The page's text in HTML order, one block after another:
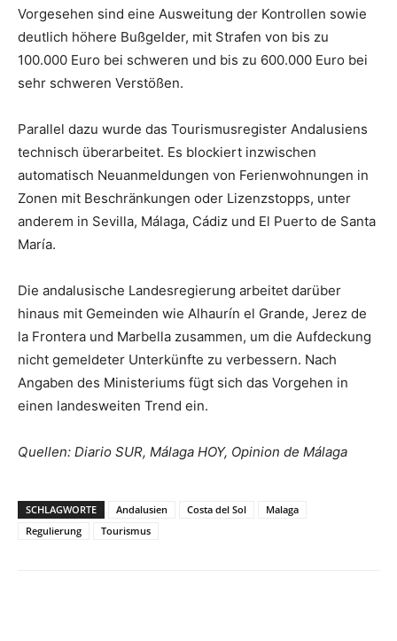
Vorgesehen sind eine Ausweitung der Kontrollen sowie
deutlich höhere Bußgelder, mit Strafen von bis zu
100.000 Euro bei schweren und bis zu 600.000 Euro bei
sehr schweren Verstößen.
Parallel dazu wurde das Tourismusregister Andalusiens
technisch überarbeitet. Es blockiert inzwischen
automatisch Neuanmeldungen von Ferienwohnungen in
Zonen mit Beschränkungen oder Lizenzstopps, unter
anderem in Sevilla, Málaga, Cádiz und El Puerto de Santa
María.
Die andalusische Landesregierung arbeitet darüber
hinaus mit Gemeinden wie Alhaurín el Grande, Jerez de
la Frontera und Marbella zusammen, um die Aufdeckung
nicht gemeldeter Unterkünfte zu verbessern. Nach
Angaben des Ministeriums fügt sich das Vorgehen in
einen landesweiten Trend ein.
Quellen: Diario SUR, Málaga HOY, Opinion de Málaga
SCHLAGWORTE Andalusien Costa del Sol
Malaga
Regulierung
Tourismus